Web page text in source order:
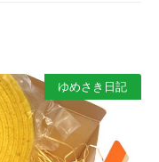
ゆめさき日記